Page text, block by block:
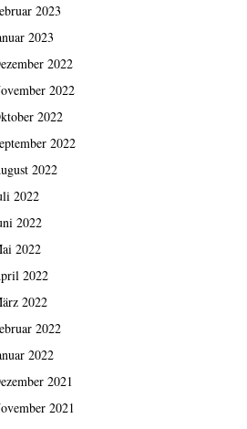
2023
2023
2022
2022
2022
2022
2022
2022
2022
2022
2022
2022
2022
2022
2021
2021